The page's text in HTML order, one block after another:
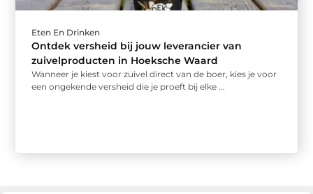
Eten En Drinken
Ontdek versheid bij jouw leverancier van
zuivelproducten in Hoeksche Waard
Wanneer je kiest voor zuivel direct van de boer, kies je voor
een ongekende versheid die je proeft bij elke ...